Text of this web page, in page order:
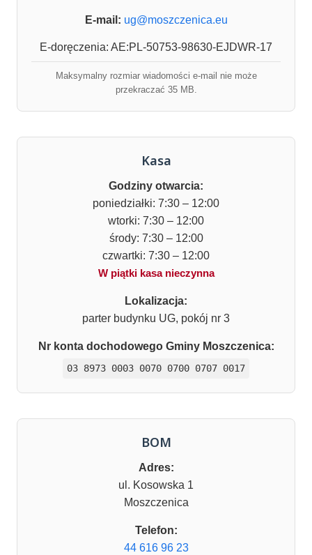
E-mail: ug@moszczenica.eu
E-doręczenia: AE:PL-50753-98630-EJDWR-17
Maksymalny rozmiar wiadomości e-mail nie może
przekraczać 35 MB.
Kasa
Godziny otwarcia:
poniedziałki: 7:30 – 12:00
wtorki: 7:30 – 12:00
środy: 7:30 – 12:00
czwartki: 7:30 – 12:00
W piątki kasa nieczynna
Lokalizacja:
parter budynku UG, pokój nr 3
Nr konta dochodowego Gminy Moszczenica:
03 8973 0003 0070 0700 0707 0017
BOM
Adres:
ul. Kosowska 1
Moszczenica
Telefon:
44 616 96 23